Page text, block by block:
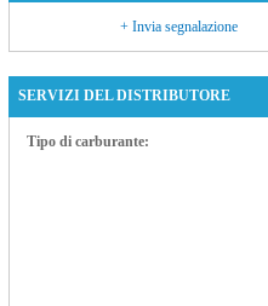
+ Invia segnalazione
SERVIZI DEL DISTRIBUTORE
Tipo di carburante: